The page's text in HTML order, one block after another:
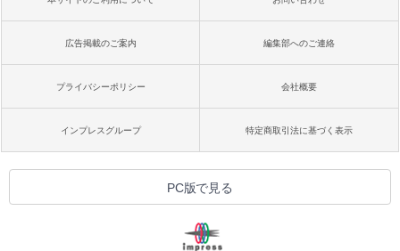
広告掲載のご案内 編集部へのご連絡
プライバシーポリシー 会社概要
インプレスグループ 特定商取引法に基づく表示
PC版で見る